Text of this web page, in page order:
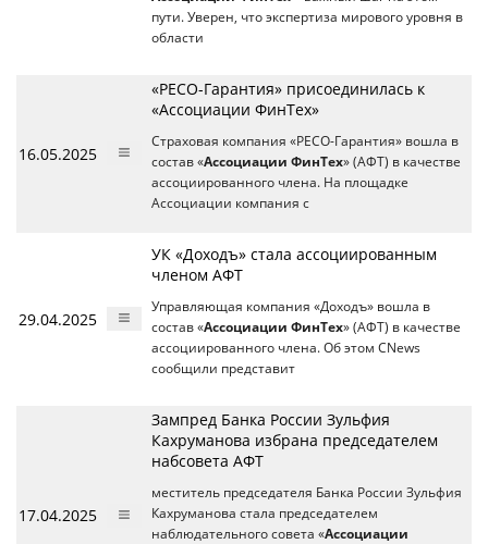
пути. Уверен, что экспертиза мирового уровня в
области
16.05.2025
«РЕСО-Гарантия» присоединилась к
«Ассоциации ФинТех»
Страховая компания «РЕСО-Гарантия» вошла в
состав «Ассоциации ФинТех» (АФТ) в качестве
ассоциированного члена. На площадке
Ассоциации компания с
29.04.2025
УК «Доходъ» стала ассоциированным
членом АФТ
Управляющая компания «Доходъ» вошла в
состав «Ассоциации ФинТех» (АФТ) в качестве
ассоциированного члена. Об этом CNews
сообщили представит
17.04.2025
Зампред Банка России Зульфия
Кахруманова избрана председателем
набсовета АФТ
меститель председателя Банка России Зульфия
Кахруманова стала председателем
наблюдательного совета «Ассоциации